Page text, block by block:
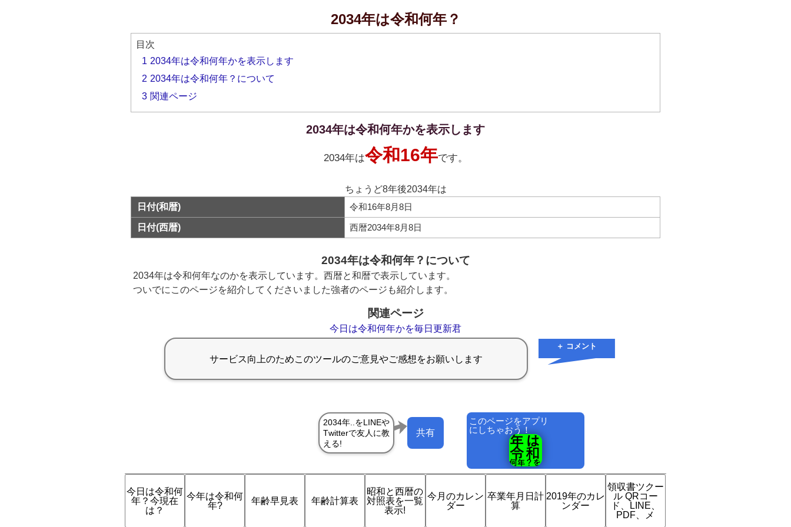
2034年は令和何年？
目次
1 2034年は令和何年かを表示します
2 2034年は令和何年？について
3 関連ページ
2034年は令和何年かを表示します
2034年は令和16年です。
ちょうど8年後2034年は
日付(和暦)
令和16年8月8日
日付(西暦) 西暦2034年8月8日
2034年は令和何年？について
2034年は令和何年なのかを表示しています。西暦と和暦で表示しています。
ついでにこのページを紹介してくださいました強者のページも紹介します。
関連ページ
今日は令和何年かを毎日更新君
＋ コメント
このページをアプリ
にしちゃおう！
共有
今日は令和何
年？今現在
は？
今年は令和何
年?
年齢早見表 年齢計算表
昭和と西暦の
対照表を一覧
表示!
今月のカレン
ダー
卒業年月日計
算
2019年のカレ
ンダー
領収書ツクー
ル QRコー
ド、LINE、
PDF、メ